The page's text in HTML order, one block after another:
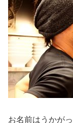
お名前はうかが